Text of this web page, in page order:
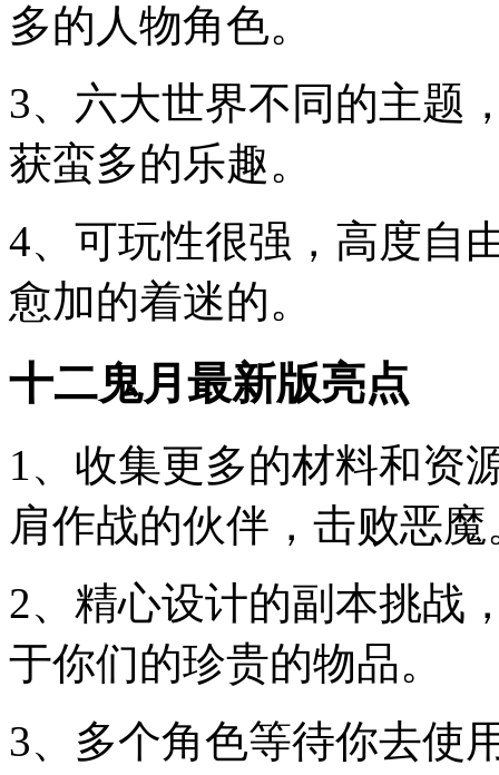
多的人物角色。
3、六大世界不同的主题
获蛮多的乐趣。
4、可玩性很强，高度自
愈加的着迷的。
十二鬼月最新版亮点
1、收集更多的材料和资
肩作战的伙伴，击败恶魔
2、精心设计的副本挑战
于你们的珍贵的物品。
3、多个角色等待你去使